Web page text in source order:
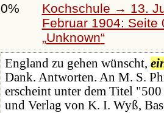
0%
Kochschule → 13.
Februar 1904:
Unknown
England zu gehen wünscht,
Dank. Antworten. An M. S.
erscheint unter dem Titel
und Verlag von K. I. Wyß,